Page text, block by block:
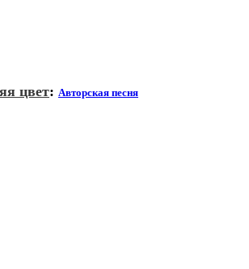
цвет: Авторская песня